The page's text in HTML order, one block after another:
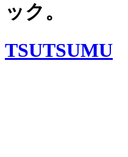
ック。
TSUTSUMU